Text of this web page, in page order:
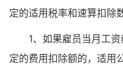
定的适用税率和速算扣除
1、如果雇员当月工
定的费用扣除额的，适用